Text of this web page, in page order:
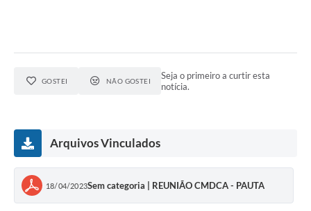
GOSTEI NÃO GOSTEI
Seja o primeiro a curtir esta
notícia.
Arquivos Vinculados
18/04/2023Sem categoria | REUNIÃO CMDCA - PAUTA